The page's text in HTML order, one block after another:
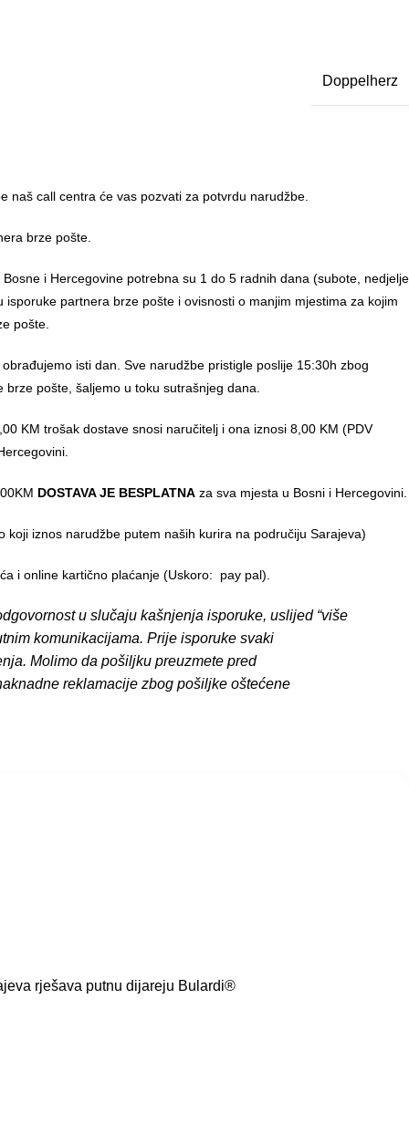
Doppelherz
naš call centra će vas pozvati za potvrdu narudžbe.
brze pošte.
i Hercegovine potrebna su 1 do 5 radnih dana (subote, nedjelje
isporuke partnera brze pošte i ovisnosti o manjim mjestima za kojim
pošte.
isti dan. Sve narudžbe pristigle poslije 15:30h zbog
pošte, šaljemo u toku sutrašnjeg dana.
KM trošak dostave snosi naručitelj i ona iznosi 8,00 KM (PDV
DOSTAVA JE BESPLATNA za sva mjesta u Bosni i Hercegovini.
koji iznos narudžbe putem naših kurira na područiju Sarajeva)
i online kartično plaćanje (Uskoro: pay pal).
u slučaju kašnjenja isporuke, uslijed “više
komunikacijama. Prije isporuke svaki
Molimo da pošiljku preuzmete pred
reklamacije zbog pošiljke oštećene
rješava putnu dijareju Bulardi®